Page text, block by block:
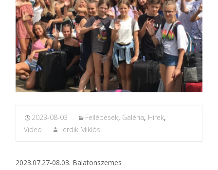
2023-08-03 Fellépések, Galéria, Hírek,
Video
Terdik Miklós
2023.07.27-08.03. Balatonszemes